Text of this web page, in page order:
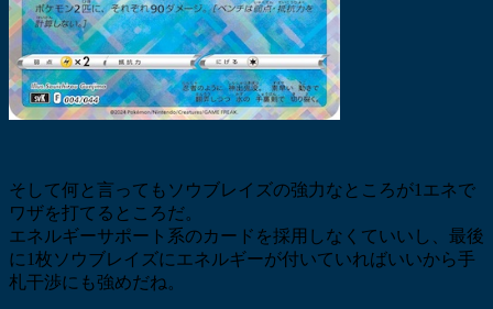
そして何と言ってもソウブレイズの強力なところが1エネで
ワザを打てるところだ。
エネルギーサポート系のカードを採用しなくていいし、最後
に1枚ソウブレイズにエネルギーが付いていればいいから手
札干渉にも強めだね。